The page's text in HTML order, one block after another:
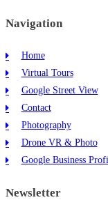
Navigation
Home
Virtual Tours
Google Street View
Contact
Photography
Drone VR & Photo
Google Business
Newsletter